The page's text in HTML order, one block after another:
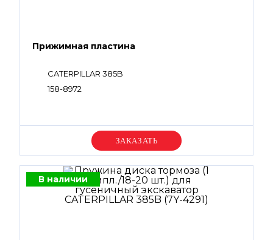
Прижимная пластина
CATERPILLAR 385B
158-8972
Уточняйте цену
В наличии